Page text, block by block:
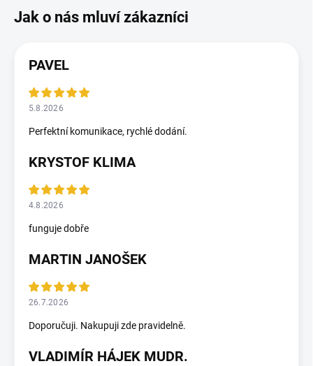
PAVEL
5.8.2026
Perfektní komunikace, rychlé dodání.
KRYSTOF KLIMA
4.8.2026
funguje dobře
MARTIN JANOŠEK
26.7.2026
Doporučuji. Nakupuji zde pravidelně.
VLADIMÍR HÁJEK MUDR.